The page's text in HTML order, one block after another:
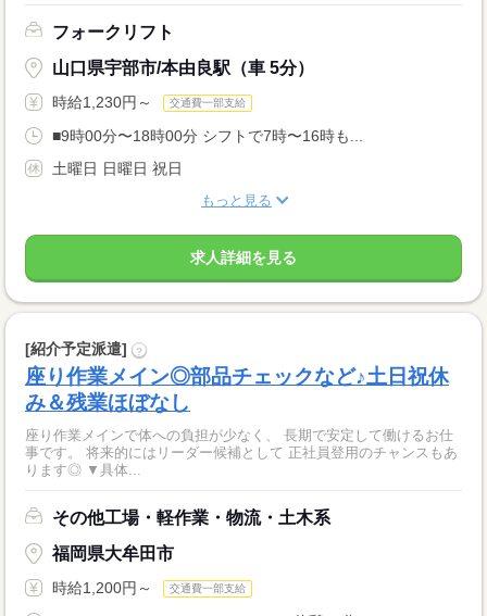
フォークリフト
山口県宇部市/本由良駅（車 5分）
時給1,230円～ 交通費一部支給
■9時00分〜18時00分 シフトで7時〜16時も...
土曜日 日曜日 祝日
もっと見る
求人詳細を見る
[紹介予定派遣] ?
座り作業メイン◎部品チェックなど♪土日祝休
み＆残業ほぼなし
座り作業メインで体への負担が少なく、 長期で安定して働けるお仕
事です。 将来的にはリーダー候補として 正社員登用のチャンスもあ
ります◎ ▼具体...
その他工場・軽作業・物流・土木系
福岡県大牟田市
時給1,200円～ 交通費一部支給